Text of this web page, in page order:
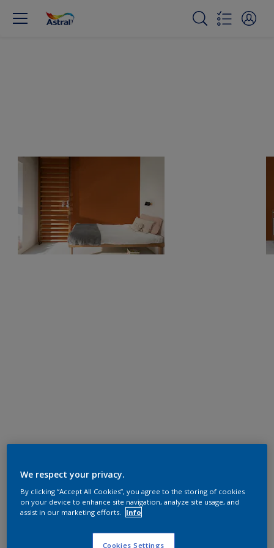
We respect your privacy.
By clicking “Accept All Cookies”, you agree to the storing of cookies
on your device to enhance site navigation, analyze site usage, and
assist in our marketing efforts.
Info
Cookies Settings